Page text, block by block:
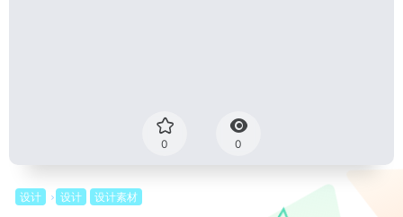
0 0
设计 设计 设计素材